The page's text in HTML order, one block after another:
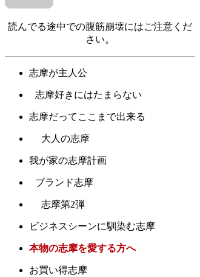
読んでる途中での腹筋崩壊にはご注意くだ
さい。
志摩が主人公
志摩好きにはたまらない
志摩だってここまで出来る
大人の志摩
我が家の志摩計画
ブランド志摩
志摩第2弾
ビジネスシーンに馴染む志摩
本物の志摩を愛する方へ
お買い得志摩